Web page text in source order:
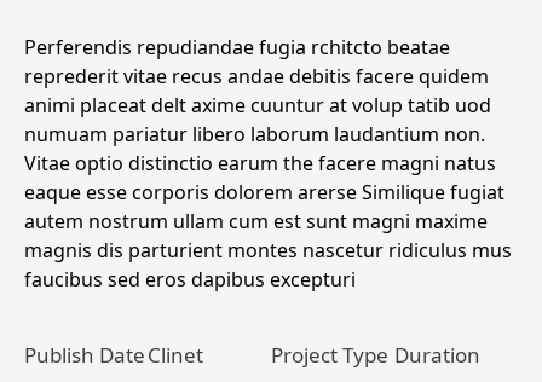
Perferendis repudiandae fugia rchitcto beatae
reprederit vitae recus andae debitis facere quidem
animi placeat delt axime cuuntur at volup tatib uod
numuam pariatur libero laborum laudantium non.
Vitae optio distinctio earum the facere magni natus
eaque esse corporis dolorem arerse Similique fugiat
autem nostrum ullam cum est sunt magni maxime
magnis dis parturient montes nascetur ridiculus mus
faucibus sed eros dapibus excepturi
Publish DateClinet Project Type Duration